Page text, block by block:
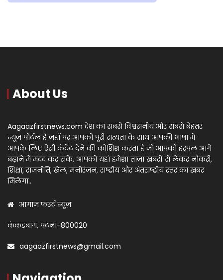
About Us
Aagaazfirstnews.com देश का सबसे विश्वसनीय और सबसे बेहतर
न्यूज़ पोर्टल है जहाँ पर आपको पूरी सत्यता के साथ आपकी भाषा में
आपके लिए ऐसी कंटेंट देने की कोशिश करता है जो आपको हरपल आगे
बढ़ाने में मदद कर सकें, आपको यहां हमेशा ताज़ा खबरों से लेकर नौकरी,
शिक्षा, राजनीति, खेल, मनोरंजन, राष्ट्रीय और अंतराष्ट्रीय स्तर का खबर
मिलेगा..
आगाज़ फर्स्ट न्यूज़
कंकड़बाग, पटना-800020
aagaazfirstnews@gmail.com